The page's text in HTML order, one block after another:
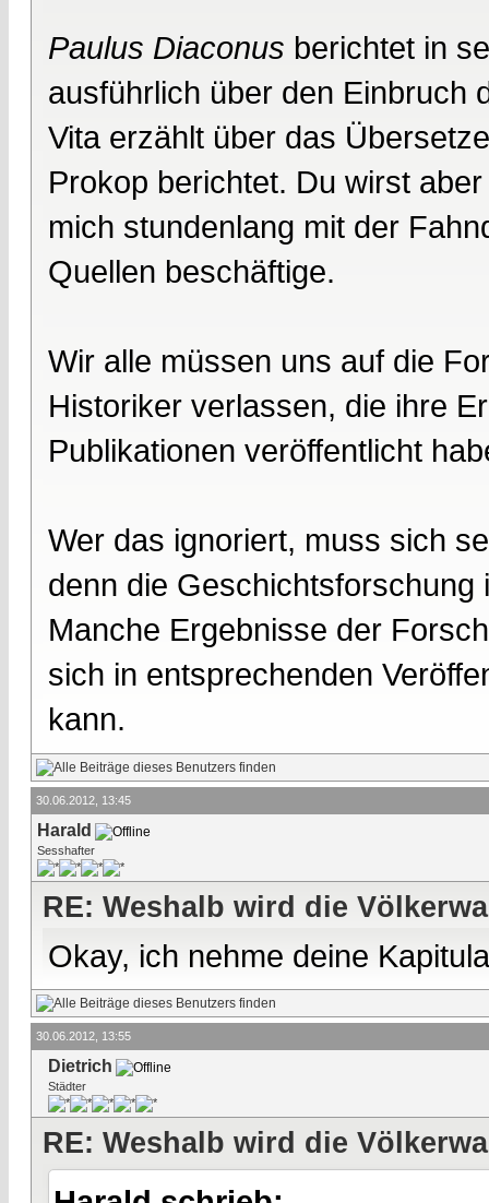
Paulus Diaconus berichtet in
ausführlich über den Einbruch
Vita erzählt über das
Prokop berichtet. Du wirst
mich stundenlang mit der
Quellen beschäftige.
Wir alle müssen uns auf die
Historiker verlassen, die ihre
Publikationen veröffentlicht
Wer das ignoriert, muss sich
denn die
Manche Ergebnisse der
sich in entsprechenden
kann.
30.06.2012, 13:45
Harald
Sesshafter
RE: Weshalb wird die
Okay, ich nehme deine
30.06.2012, 13:55
Dietrich
Städter
RE: Weshalb wird die